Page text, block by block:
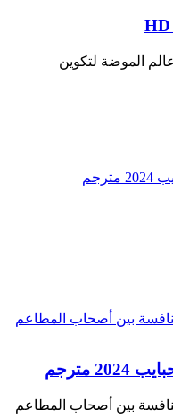
الموضة لتكوين
بين أصحاب المطاعم
مترجم
بين أصحاب المطاعم